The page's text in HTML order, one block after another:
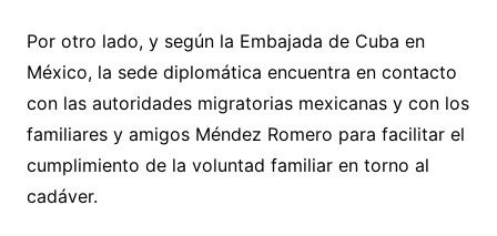
Por otro lado, y según la Embajada de Cuba en
México, la sede diplomática encuentra en contacto
con las autoridades migratorias mexicanas y con los
familiares y amigos Méndez Romero para facilitar el
cumplimiento de la voluntad familiar en torno al
cadáver.